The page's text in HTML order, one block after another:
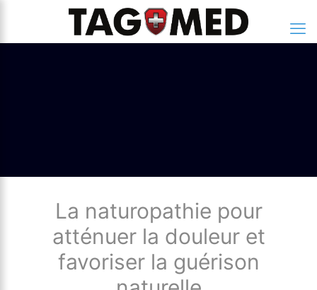
La naturopathie pour
atténuer la douleur et
favoriser la guérison